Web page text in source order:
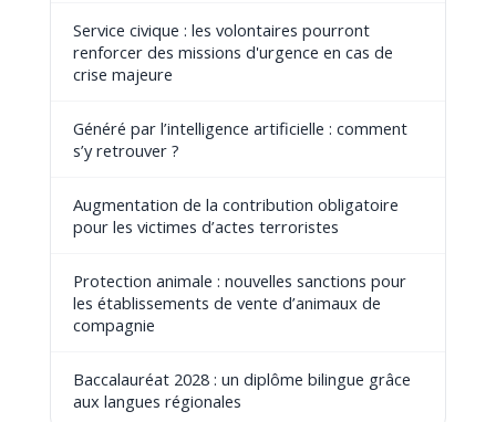
Service civique : les volontaires pourront
renforcer des missions d'urgence en cas de
crise majeure
Généré par l’intelligence artificielle : comment
s’y retrouver ?
Augmentation de la contribution obligatoire
pour les victimes d’actes terroristes
Protection animale : nouvelles sanctions pour
les établissements de vente d’animaux de
compagnie
Baccalauréat 2028 : un diplôme bilingue grâce
aux langues régionales